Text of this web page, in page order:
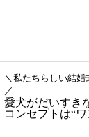
＼私たちらしい結婚
／
愛犬がだいすき
コンセプトは“